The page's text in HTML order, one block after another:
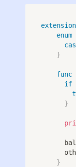
extension
enum
}
func
if
}
}